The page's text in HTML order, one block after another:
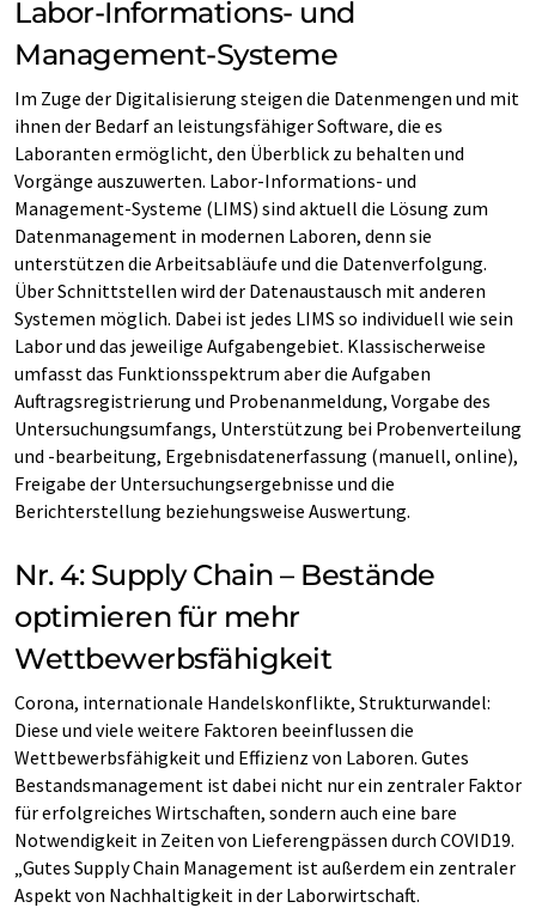
Labor-Informations- und
Management-Systeme
Im Zuge der Digitalisierung steigen die Datenmengen und mit
ihnen der Bedarf an leistungsfähiger Software, die es
Laboranten ermöglicht, den Überblick zu behalten und
Vorgänge auszuwerten. Labor-Informations- und
Management-Systeme (LIMS) sind aktuell die Lösung zum
Datenmanagement in modernen Laboren, denn sie
unterstützen die Arbeitsabläufe und die Datenverfolgung.
Über Schnittstellen wird der Datenaustausch mit anderen
Systemen möglich. Dabei ist jedes LIMS so individuell wie sein
Labor und das jeweilige Aufgabengebiet. Klassischerweise
umfasst das Funktionsspektrum aber die Aufgaben
Auftragsregistrierung und Probenanmeldung, Vorgabe des
Untersuchungsumfangs, Unterstützung bei Probenverteilung
und -bearbeitung, Ergebnisdatenerfassung (manuell, online),
Freigabe der Untersuchungsergebnisse und die
Berichterstellung beziehungsweise Auswertung.
Nr. 4: Supply Chain – Bestände
optimieren für mehr
Wettbewerbsfähigkeit
Corona, internationale Handelskonflikte, Strukturwandel:
Diese und viele weitere Faktoren beeinflussen die
Wettbewerbsfähigkeit und Effizienz von Laboren. Gutes
Bestandsmanagement ist dabei nicht nur ein zentraler Faktor
für erfolgreiches Wirtschaften, sondern auch eine bare
Notwendigkeit in Zeiten von Lieferengpässen durch COVID19.
„Gutes Supply Chain Management ist außerdem ein zentraler
Aspekt von Nachhaltigkeit in der Laborwirtschaft.